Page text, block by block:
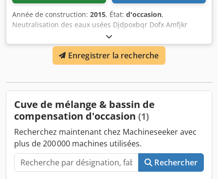
Année de construction: 2015, État: d'occasion,
Neutralisation des eaux usées Djdpoxbqr Dofx Amfjkr
Capacité : 8 m3/h Commande / Contrôle : Armoire de
commande avec écran tactile / WAGO Équipement : Cuve
de neutralisation (37 hl) ; Cuve de contrôle final (4,5 hl) ;
Cuve de soude ; Cuve d’acide ; Pompes ; Techniques de
Enregistrer la recherche
Cuve de mélange & bassin de
compensation d'occasion (1)
Recherchez maintenant chez Machineseeker avec
plus de 200 000 machines utilisées.
Rechercher